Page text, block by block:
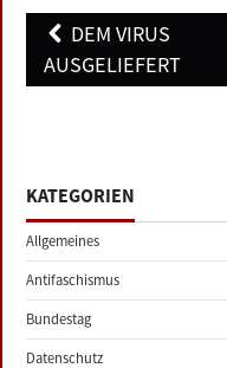
Post
navigation
DEM VIRUS
AUSGELIEFERT
KATEGORIEN
Allgemeines
Antifaschismus
Bundestag
Datenschutz